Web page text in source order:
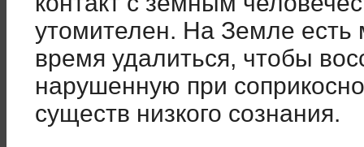
утомителен. На Земле есть
время удалиться, чтобы
нарушенную при
существ низкого сознания.